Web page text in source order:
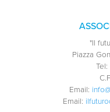
"Il
Piazza
Tel:
Email:
Email: